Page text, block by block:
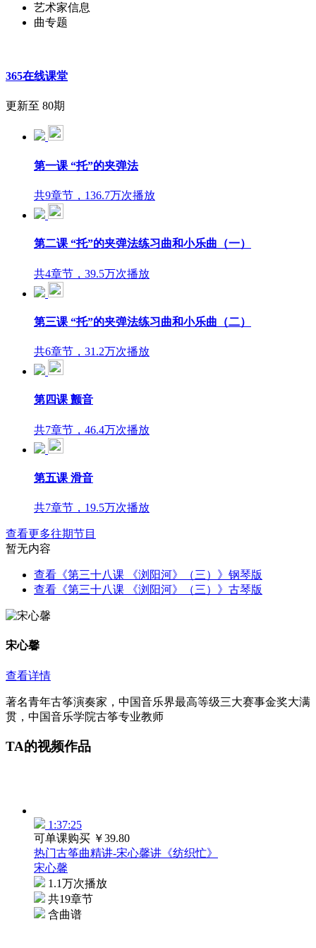
艺术家信息
曲专题
365在线课堂
更新至 80期
第一课 “托”的夹弹法
共9章节，136.7万次播放
第二课 “托”的夹弹法练习曲和小乐曲（一）
共4章节，39.5万次播放
第三课 “托”的夹弹法练习曲和小乐曲（二）
共6章节，31.2万次播放
第四课 颤音
共7章节，46.4万次播放
第五课 滑音
共7章节，19.5万次播放
查看更多往期节目
暂无内容
查看《第三十八课 《浏阳河》（三）》钢琴版
查看《第三十八课 《浏阳河》（三）》古琴版
宋心馨
查看详情
著名青年古筝演奏家，中国音乐界最高等级三大赛事金奖大满
贯，中国音乐学院古筝专业教师
TA的视频作品
1:37:25
可单课购买 ￥39.80
热门古筝曲精讲-宋心馨讲《纺织忙》
宋心馨
1.1万次播放
共19章节
含曲谱